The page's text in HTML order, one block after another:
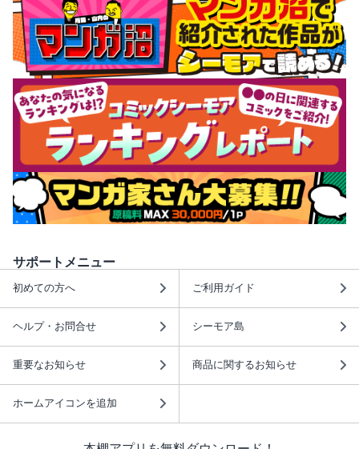
サポートメニュー
初めての方へ ご利用ガイド
ヘルプ・お問合せ シーモア島
重要なお知らせ 商品に関するお知らせ
ホームアイコンを追加